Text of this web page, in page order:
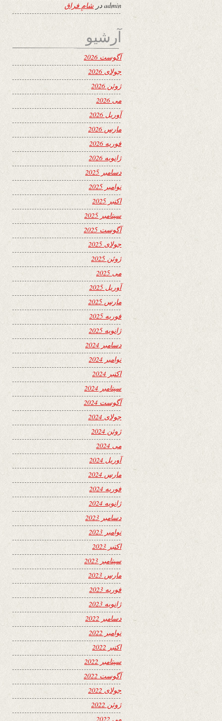
admin در شامِ فراق
آرشیو
آگوست 2026
جولای 2026
ژوئن 2026
می 2026
آوریل 2026
مارس 2026
فوریه 2026
ژانویه 2026
دسامبر 2025
نوامبر 2025
اکتبر 2025
سپتامبر 2025
آگوست 2025
جولای 2025
ژوئن 2025
می 2025
آوریل 2025
مارس 2025
فوریه 2025
ژانویه 2025
دسامبر 2024
نوامبر 2024
اکتبر 2024
سپتامبر 2024
آگوست 2024
جولای 2024
ژوئن 2024
می 2024
آوریل 2024
مارس 2024
فوریه 2024
ژانویه 2024
دسامبر 2023
نوامبر 2023
اکتبر 2023
سپتامبر 2023
مارس 2023
فوریه 2023
ژانویه 2023
دسامبر 2022
نوامبر 2022
اکتبر 2022
سپتامبر 2022
آگوست 2022
جولای 2022
ژوئن 2022
می 2022